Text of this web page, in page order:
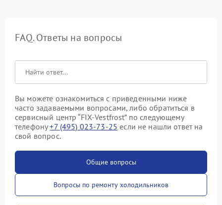
FAQ. Ответы на вопросы
Вы можете ознакомиться с приведенными ниже
часто задаваемыми вопросами, либо обратиться в
сервисный центр “FIX-Vestfrost” по следующему
телефону+7 (495) 023-73-25 если не нашли ответ на
свой вопрос.
Общие вопросы
Вопросы по ремонту холодильников